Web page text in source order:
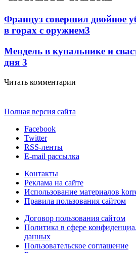
Француз совершил двойное
в горах с оружием3
Мендель в купальнике и
дня 3
Читать комментарии
Полная версия сайта
Facebook
Twitter
RSS-ленты
E-mail рассылка
Контакты
Реклама на сайте
Использование материалов
Правила пользования сайтом
Договор пользования сайтом
Политика в сфере
данных
Пользовательское соглашение